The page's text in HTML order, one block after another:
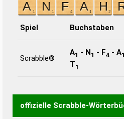
Spiel Buchstaben
Scrabble®
A1 - N1 - F4 - A1
T1
offizielle Scrabble-